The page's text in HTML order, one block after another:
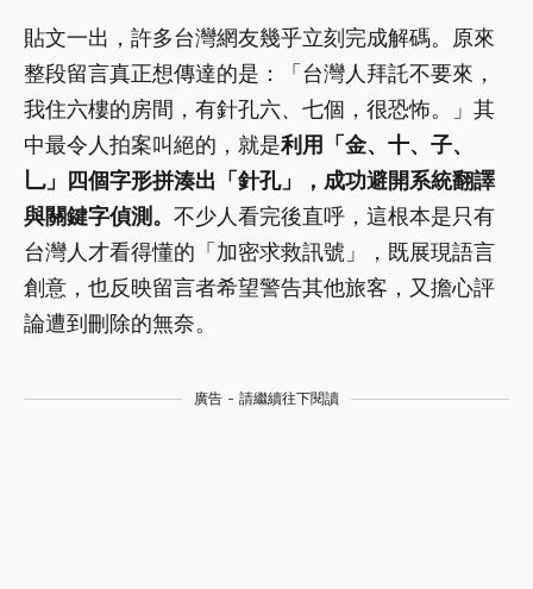
貼文一出，許多台灣網友幾乎立刻完成解碼。原來
整段留言真正想傳達的是：「台灣人拜託不要來，
我住六樓的房間，有針孔六、七個，很恐怖。」其
中最令人拍案叫絕的，就是利用「金、十、子、
乚」四個字形拼湊出「針孔」，成功避開系統翻譯
與關鍵字偵測。 不少人看完後直呼，這根本是只有
台灣人才看得懂的「加密求救訊號」，既展現語言
創意，也反映留言者希望警告其他旅客，又擔心評
論遭到刪除的無奈。
廣告 - 請繼續往下閱讀